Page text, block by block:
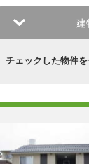
建
チェックした物件